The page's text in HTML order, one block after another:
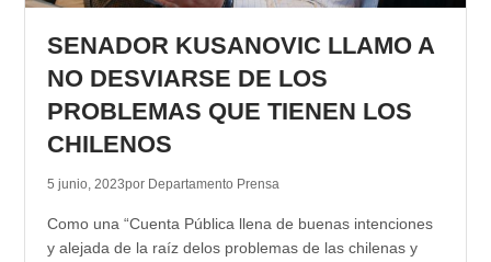
SENADOR KUSANOVIC LLAMO A
NO DESVIARSE DE LOS
PROBLEMAS QUE TIENEN LOS
CHILENOS
5 junio, 2023por Departamento Prensa
Como una “Cuenta Pública llena de buenas intenciones
y alejada de la raíz delos problemas de las chilenas y